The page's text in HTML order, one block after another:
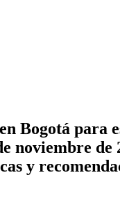
Bogotá para
noviembre de
y